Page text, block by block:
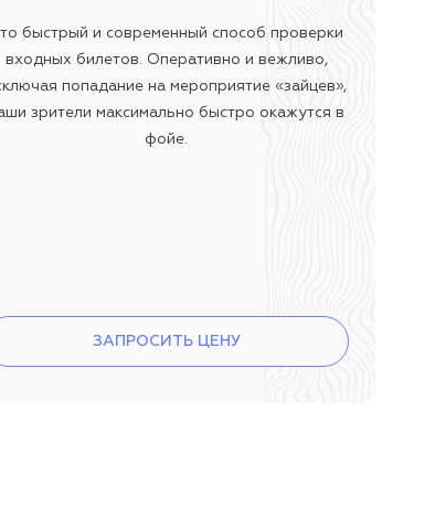
быстрый и современный способ проверки
входных билетов. Оперативно и вежливо,
попадание на мероприятие «зайцев»,
зрители максимально быстро окажутся в
фойе.
ЗАПРОСИТЬ ЦЕНУ